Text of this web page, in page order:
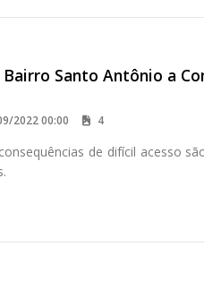
Santo Antônio a
2022 00:00 4
de difícil acesso